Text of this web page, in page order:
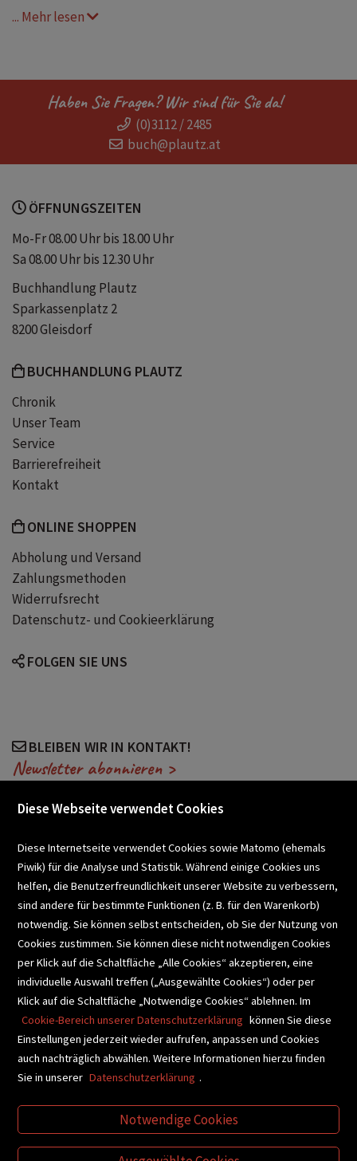
Industrie
Indien Gewerkschaft
Wahlkampf
Gerechtigkeit
... Mehr lesen
Haben Sie Fragen? Wir sind für Sie da!
(0)3112 / 2485
buch@plautz.at
ÖFFNUNGSZEITEN
Mo-Fr 08.00 Uhr bis 18.00 Uhr
Sa 08.00 Uhr bis 12.30 Uhr
Buchhandlung Plautz
Sparkassenplatz 2
8200 Gleisdorf
BUCHHANDLUNG PLAUTZ
Chronik
Unser Team
Service
Barrierefreiheit
Kontakt
ONLINE SHOPPEN
Abholung und Versand
Zahlungsmethoden
Widerrufsrecht
Datenschutz- und Cookieerklärung
FOLGEN SIE UNS
BLEIBEN WIR IN KONTAKT!
Newsletter abonnieren >
SCHULBUCHSERVICE
BUCHEMPFEHLUNGEN
BIBLIOTHEKSSERVICE
VIDEO-TIPPS
VERTRAG WIDERRUFEN
Diese Webseite verwendet Cookies
Diese Internetseite verwendet Cookies sowie Matomo (ehemals
Piwik) für die Analyse und Statistik. Während einige Cookies uns
helfen, die Benutzerfreundlichkeit unserer Website zu verbessern,
sind andere für bestimmte Funktionen (z. B. für den Warenkorb)
notwendig. Sie können selbst entscheiden, ob Sie der Nutzung von
Cookies zustimmen. Sie können diese nicht notwendigen Cookies
per Klick auf die Schaltfläche „Alle Cookies“ akzeptieren, eine
individuelle Auswahl treffen („Ausgewählte Cookies“) oder per
Klick auf die Schaltfläche „Notwendige Cookies“ ablehnen. Im
Cookie-Bereich unserer Datenschutzerklärung können Sie diese
Einstellungen jederzeit wieder aufrufen, anpassen und Cookies
auch nachträglich abwählen. Weitere Informationen hierzu finden
Sie in unserer Datenschutzerklärung .
Notwendige Cookies